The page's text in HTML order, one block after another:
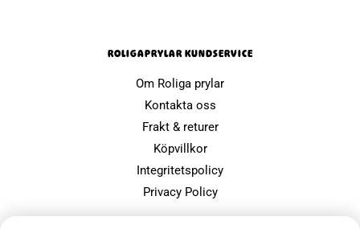
ROLIGAPRYLAR KUNDSERVICE
Om Roliga prylar
Kontakta oss
Frakt & returer
Köpvillkor
Integritetspolicy
Privacy Policy